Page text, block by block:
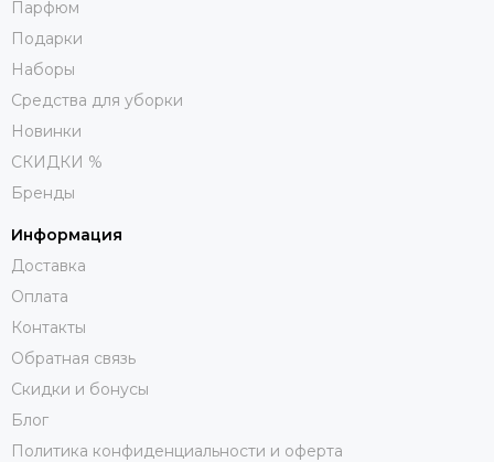
Парфюм
Подарки
Наборы
Средства для уборки
Новинки
СКИДКИ %
Бренды
Информация
Доставка
Оплата
Контакты
Обратная связь
Скидки и бонусы
Блог
Политика конфиденциальности и оферта